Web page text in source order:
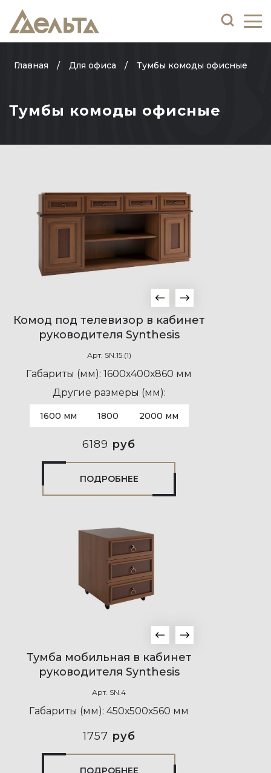
Главная Для офиса Тумбы комоды офисные
Тумбы комоды офисные
Комод под телевизор в кабинет
руководителя Synthesis
Арт. SN.15.(1)
Габариты (мм): 1600х400х860 мм
Другие размеры (мм):
1600 мм 1800 2000 мм
6189 руб
ПОДРОБНЕЕ
Тумба мобильная в кабинет
руководителя Synthesis
Арт. SN.4
Габариты (мм): 450х500х560 мм
1757 руб
ПОДРОБНЕЕ